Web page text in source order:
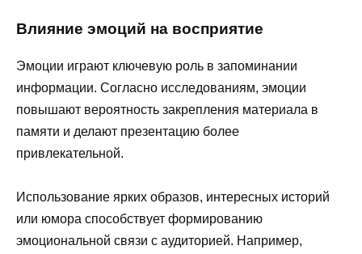
Влияние эмоций на восприятие
Эмоции играют ключевую роль в запоминании
информации. Согласно исследованиям, эмоции
повышают вероятность закрепления материала в
памяти и делают презентацию более
привлекательной.
Использование ярких образов, интересных историй
или юмора способствует формированию
эмоциональной связи с аудиторией. Например,